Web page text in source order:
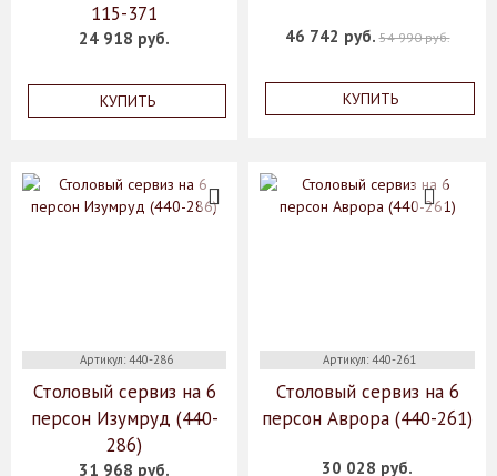
115-371
24 918 руб.
КУПИТЬ
46 742 руб.54 990 руб.
КУПИТЬ
Артикул: 440-286
Столовый сервиз на 6
персон Изумруд (440-
286)
31 968 руб.
Артикул: 440-261
Столовый сервиз на 6
персон Аврора (440-261)
30 028 руб.